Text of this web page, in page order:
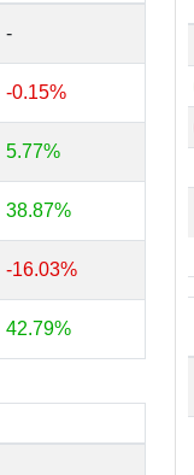
-
-0.15%
5.77%
38.87%
-16.03%
42.79%